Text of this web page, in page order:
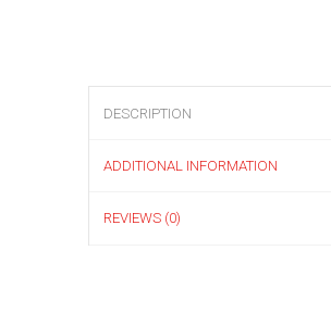
DESCRIPTION
ADDITIONAL INFORMATION
REVIEWS (0)